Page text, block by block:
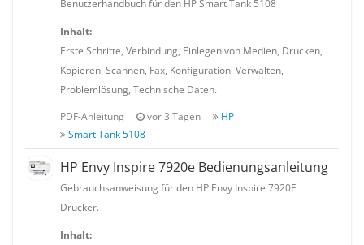
Benutzerhandbuch für den HP Smart Tank 5108
Inhalt:
Erste Schritte, Verbindung, Einlegen von Medien, Drucken,
Kopieren, Scannen, Fax, Konfiguration, Verwalten,
Problemlösung, Technische Daten.
PDF-Anleitung vor 3 Tagen
HP
Smart Tank 5108
HP Envy Inspire 7920e Bedienungsanleitung
Gebrauchsanweisung für den HP Envy Inspire 7920E
Drucker.
Inhalt: